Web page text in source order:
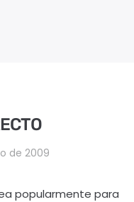
de 2009
popularmente para